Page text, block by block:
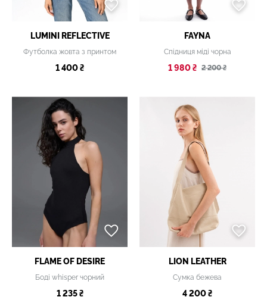
LUMINI REFLECTIVE
Футболка жовта з принтом
1 400 ₴
FAYNA
Спідниця міді чорна
1 980 ₴ 2 200 ₴
FLAME OF DESIRE
Боді whisper чорний
1 235 ₴
LION LEATHER
Сумка бежева
4 200 ₴